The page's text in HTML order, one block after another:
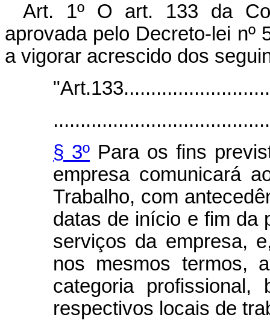
Art. 1º O art. 133 da
aprovada pelo Decreto-lei nº
a vigorar acrescido dos
§ 3º Para os fins
empresa comunicará
Trabalho, com
datas de início e fim da
serviços da empresa,
nos mesmos termos,
categoria
respectivos locais de